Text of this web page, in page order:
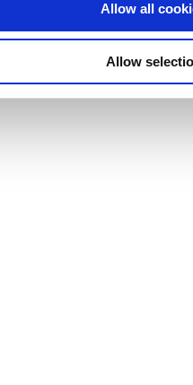
Allow all
Allow